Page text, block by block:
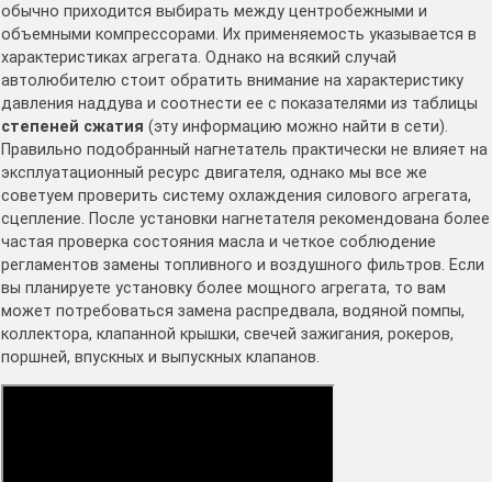
обычно приходится выбирать между центробежными и
объемными компрессорами. Их применяемость указывается в
характеристиках агрегата. Однако на всякий случай
автолюбителю стоит обратить внимание на характеристику
давления наддува и соотнести ее с показателями из таблицы
степеней сжатия (эту информацию можно найти в сети).
Правильно подобранный нагнетатель практически не влияет на
эксплуатационный ресурс двигателя, однако мы все же
советуем проверить систему охлаждения силового агрегата,
сцепление. После установки нагнетателя рекомендована более
частая проверка состояния масла и четкое соблюдение
регламентов замены топливного и воздушного фильтров. Если
вы планируете установку более мощного агрегата, то вам
может потребоваться замена распредвала, водяной помпы,
коллектора, клапанной крышки, свечей зажигания, рокеров,
поршней, впускных и выпускных клапанов.